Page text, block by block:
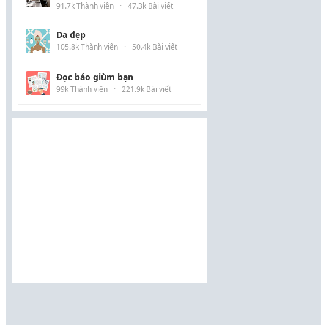
91.7k Thành viên · 47.3k Bài viết
Da đẹp
105.8k Thành viên · 50.4k Bài viết
Đọc báo giùm bạn
99k Thành viên · 221.9k Bài viết